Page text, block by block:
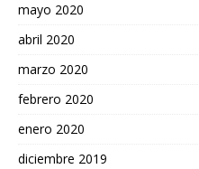
mayo 2020
abril 2020
marzo 2020
febrero 2020
enero 2020
diciembre 2019